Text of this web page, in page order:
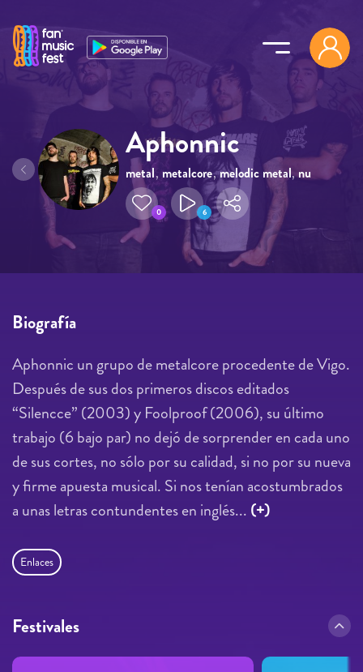
Aphonnic
metal, metalcore,melodic metal,nu
metal
0 6
Biografía
Aphonnic un grupo de metalcore procedente de Vigo.
Después de sus dos primeros discos editados
“Silencce” (2003) y Foolproof (2006), su último
trabajo (6 bajo par) no dejó de sorprender en cada uno
de sus cortes, no sólo por su calidad, si no por su nueva
y firme apuesta musical. Si nos tenían acostumbrados
a unas letras contundentes en inglés... (+)
Enlaces
Festivales